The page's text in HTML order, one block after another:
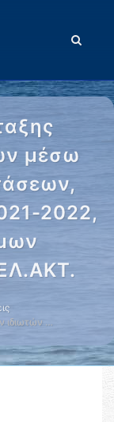
μέσω
2022,
ιδιωτών …